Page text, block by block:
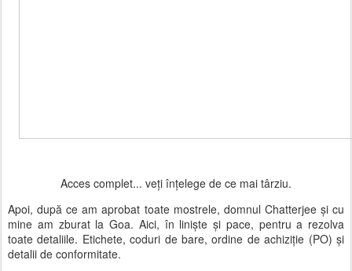
Acces complet... veți înțelege de ce mai târziu.
Apoi, după ce am aprobat toate mostrele, domnul Chatterjee și cu
mine am zburat la Goa. Aici, în liniște și pace, pentru a rezolva
toate detaliile. Etichete, coduri de bare, ordine de achiziție (PO) și
detalii de conformitate.